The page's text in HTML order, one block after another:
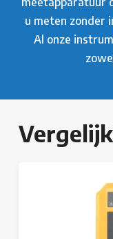
u meten zonder
Al onze